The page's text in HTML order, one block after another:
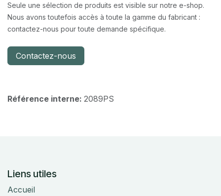
Seule une sélection de produits est visible sur notre e-shop.
Nous avons toutefois accès à toute la gamme du fabricant :
contactez-nous pour toute demande spécifique.
Contactez-nous
Référence interne: 2089PS
Liens utiles
Accueil